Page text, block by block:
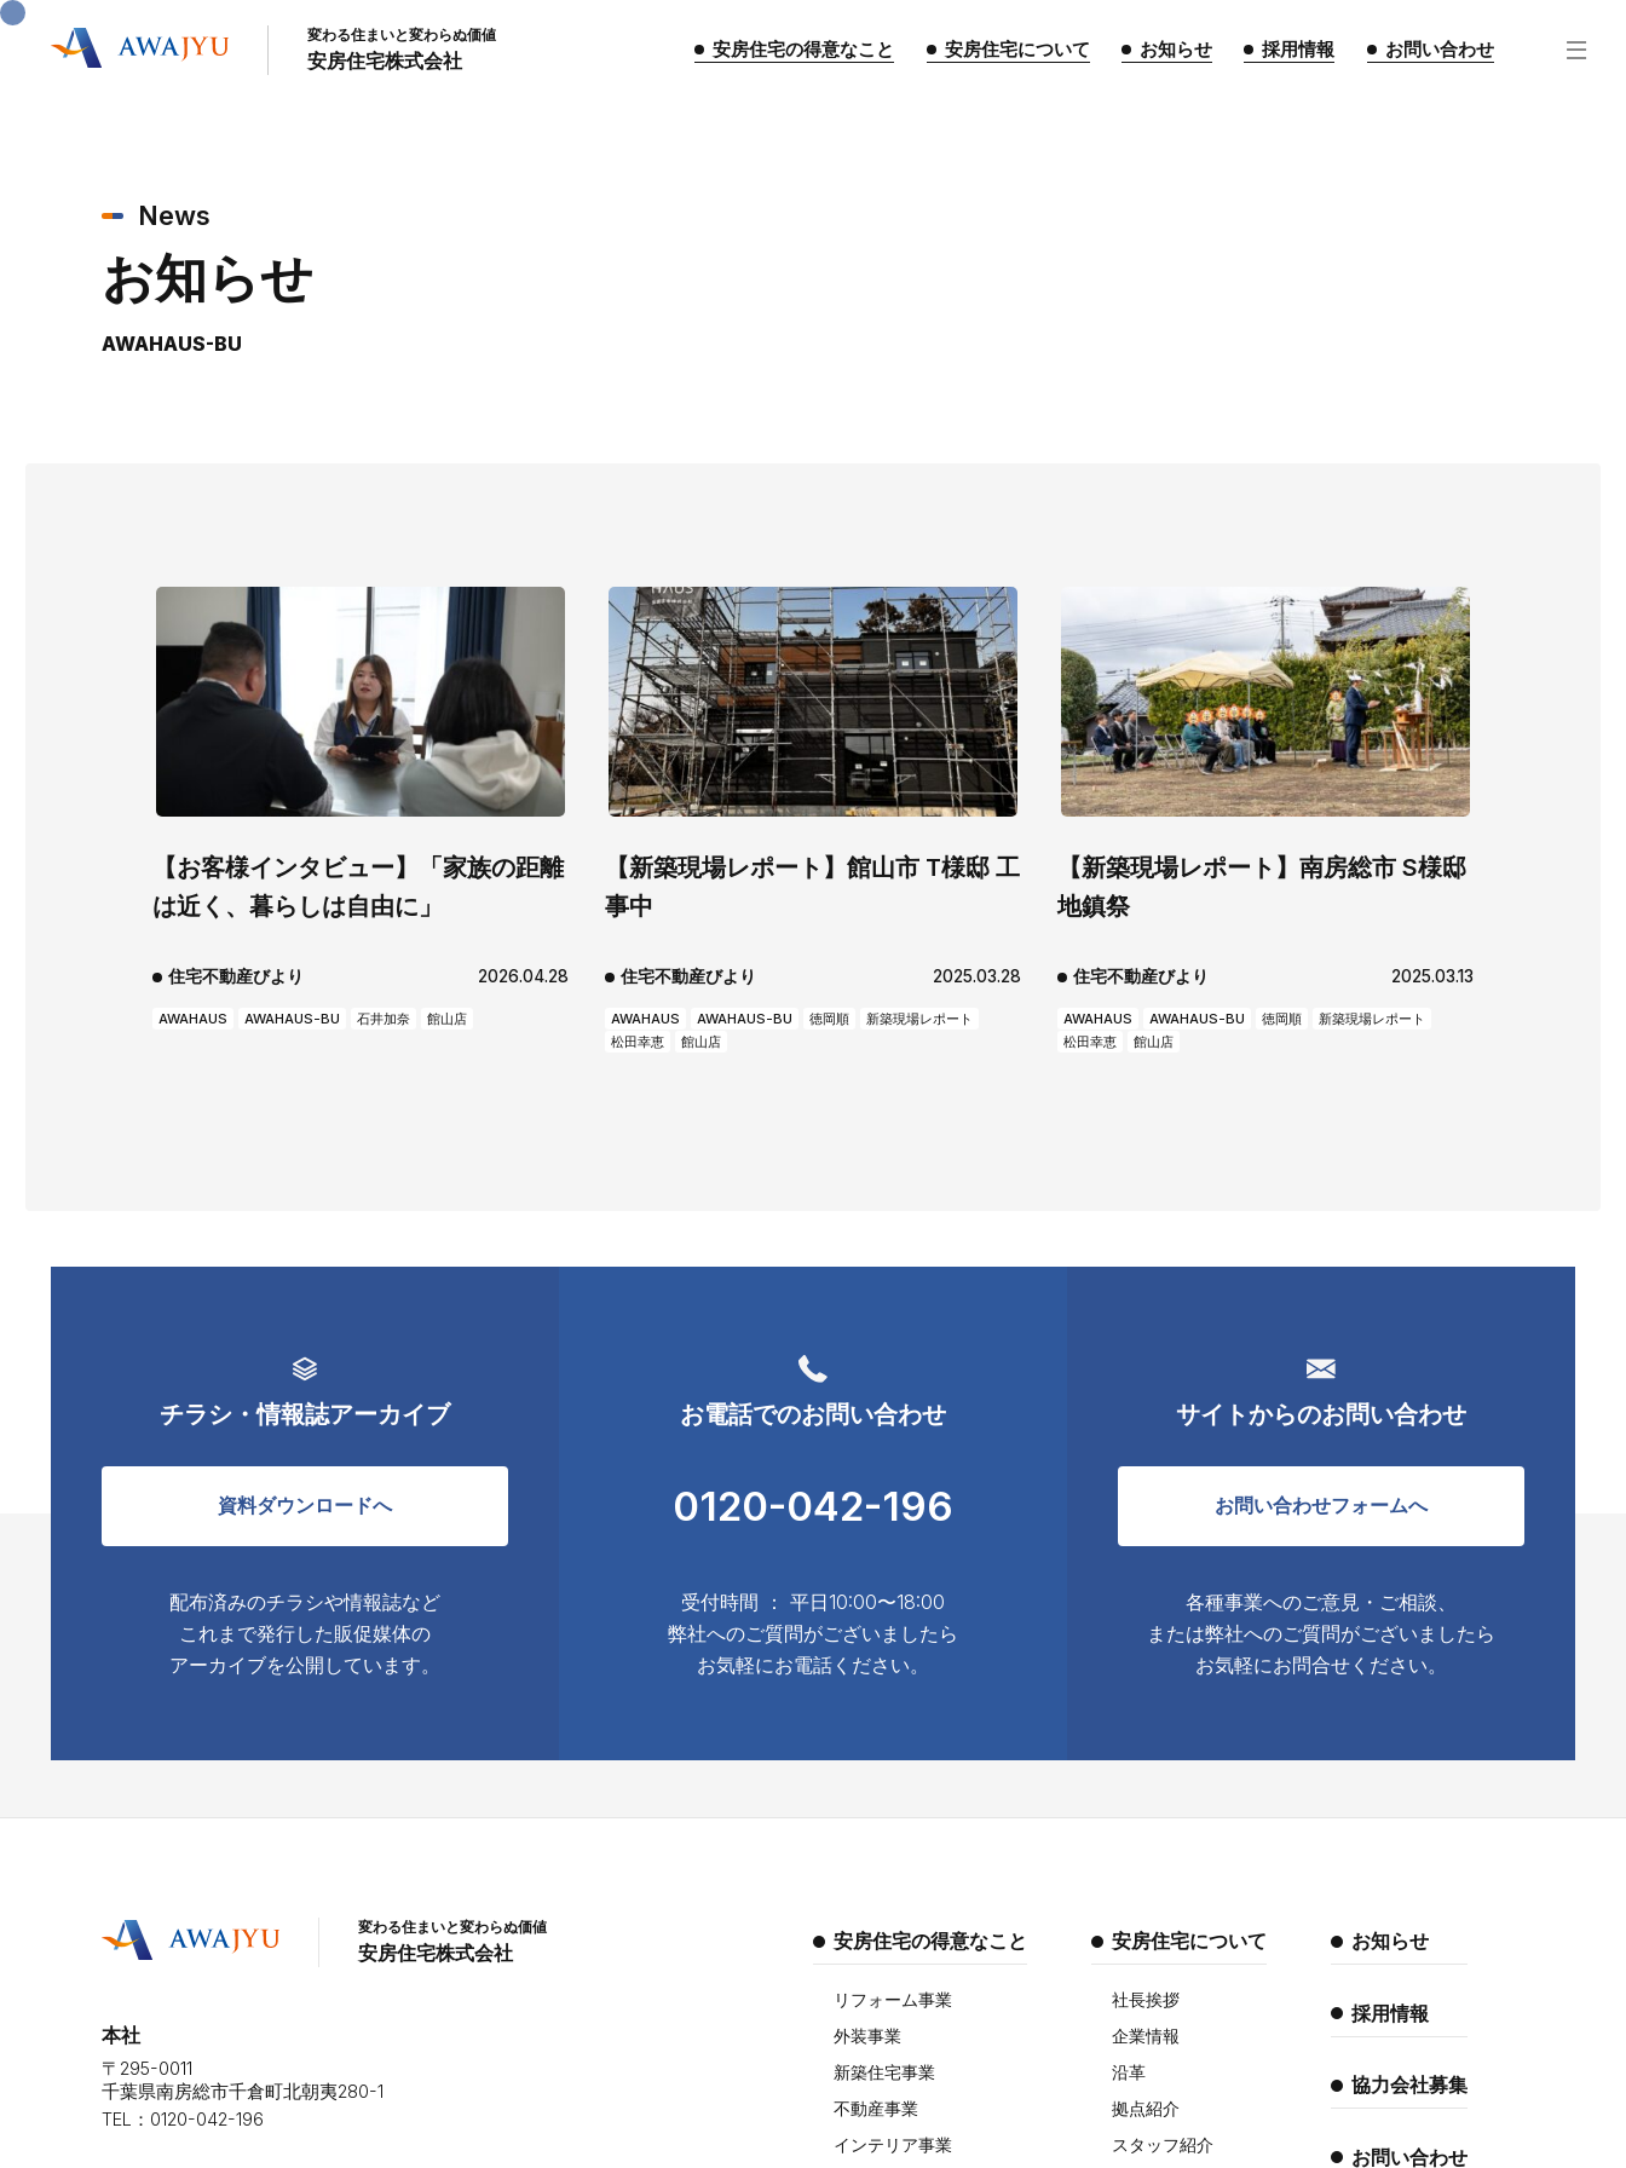
社長ブログ イベント お知らせ
AWAJYUブログ
安房住まいる
大型工事施工事例
採用情報
新卒・第二新卒採用 アルバイト採用 中途採用
変わる住まいと変わらぬ価値
安房住宅株式会社 安房住宅の得意なこと 安房住宅について お知らせ 採用情報 お問い合わせ
News
お知らせ
AWAHAUS-BU
【お客様インタビュー】「家族の距離
は近く、暮らしは自由に」
住宅不動産びより 2026.04.28
AWAHAUS AWAHAUS-BU 石井加奈 館山店
【新築現場レポート】館山市 T様邸 工
事中
住宅不動産びより 2025.03.28
AWAHAUS AWAHAUS-BU 徳岡順
新築現場レポート
松田幸恵
館山店
【新築現場レポート】南房総市 S様邸
地鎮祭
住宅不動産びより 2025.03.13
AWAHAUS AWAHAUS-BU 徳岡順
新築現場レポート
松田幸恵
館山店
チラシ・情報誌アーカイブ
資料ダウンロードへ
配布済みのチラシや情報誌など
これまで発行した販促媒体の
アーカイブを公開しています。
お電話でのお問い合わせ
0120-042-196
受付時間 ： 平日10:00〜18:00
弊社へのご質問がございましたら
お気軽にお電話ください。
サイトからのお問い合わせ
お問い合わせフォームへ
各種事業へのご意見・ご相談、
または弊社へのご質問がございましたら
お気軽にお問合せください。
変わる住まいと変わらぬ価値
安房住宅株式会社
本社
〒295-0011
千葉県南房総市千倉町北朝夷280-1
TEL：0120-042-196
安房住宅の得意なこと
リフォーム事業
外装事業
新築住宅事業
不動産事業
インテリア事業
安房住宅について
社長挨拶
企業情報
沿革
拠点紹介
スタッフ紹介
お知らせ
採用情報
協力会社募集
お問い合わせ